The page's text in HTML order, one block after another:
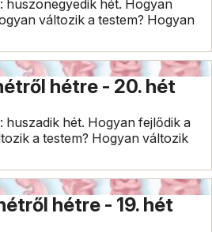
huszonegyedik hét. Hogyan
változik a testem? Hogyan
hétre - 20. hét
huszadik hét. Hogyan fejlődik a
a testem? Hogyan változik
hétre - 19. hét